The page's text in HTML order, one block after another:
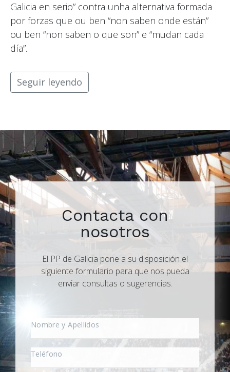
Galicia en serio” contra unha alternativa formada
por forzas que ou ben “non saben onde están”
ou ben “non saben o que son” e “mudan cada
día”.
Seguir leyendo
Contacta con
nosotros
El PP de Galicia pone a su disposición el
siguiente formulario para que nos pueda
enviar consultas o sugerencias.